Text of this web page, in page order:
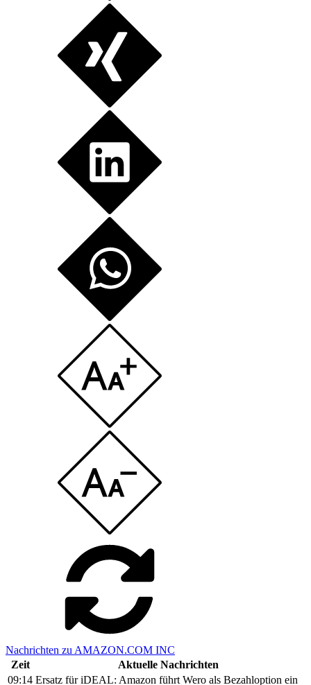
Nachrichten zu AMAZON.COM INC
Zeit
Aktuelle Nachrichten
09:14 Ersatz für iDEAL: Amazon führt Wero als Bezahloption ein